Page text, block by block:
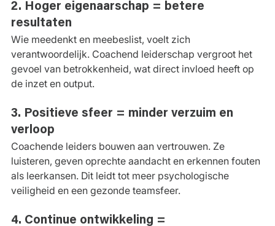
2. Hoger eigenaarschap = betere
resultaten
Wie meedenkt en meebeslist, voelt zich
verantwoordelijk. Coachend leiderschap vergroot het
gevoel van betrokkenheid, wat direct invloed heeft op
de inzet en output.
3. Positieve sfeer = minder verzuim en
verloop
Coachende leiders bouwen aan vertrouwen. Ze
luisteren, geven oprechte aandacht en erkennen fouten
als leerkansen. Dit leidt tot meer psychologische
veiligheid en een gezonde teamsfeer.
4. Continue ontwikkeling =